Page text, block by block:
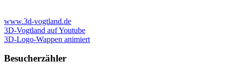
www.3d-vogtland.de
3D-Vogtland auf Youtube
3D-Logo-Wappen animiert
Besucherzähler